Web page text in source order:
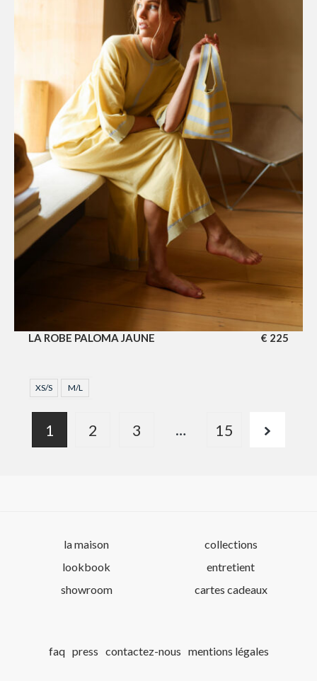
LA ROBE PALOMA JAUNE € 225
XS/S M/L
1 2 3 … 15
la maison
lookbook
showroom
collections
entretient
cartes cadeaux
faq press contactez-nous mentions légales